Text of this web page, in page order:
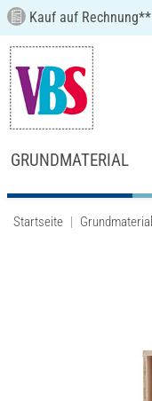
Kauf auf Rechnung**
GRUNDMATERIAL
Startseite Grundmaterial